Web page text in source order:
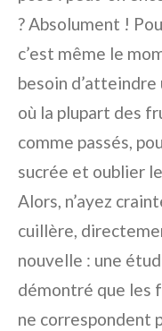
? Absolument !
c’est même le
besoin
où la plupart des
comme passés,
sucrée et oublier
Alors, n’ayez
cuillère,
nouvelle : une
démontré que les
ne correspondent